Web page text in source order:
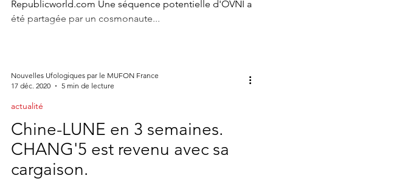
Republicworld.com Une séquence potentielle d'OVNI a
été partagée par un cosmonaute...
Chine-LUNE en 3 semaines.
CHANG'5 est revenu avec sa
cargaison.
actualité
Nouvelles Ufologiques par le MUFON France
17 déc. 2020
5 min de lecture